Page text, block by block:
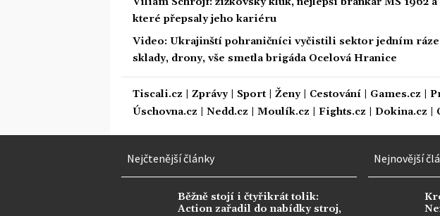
které přepsaly jeho kariéru
Video: Ukrajinští pohraničníci vyčistili sektor jedním
sklady, drony, vše smetla brigáda Ocelová Hranice
Tiscali.cz Zprávy| Sport| Ženy| Cestování Games.cz
Úschovna.cz
Nedd.cz Moulík.cz Fights.cz Dokina.cz
Nejčtenější články
Běžně stojí i čtyřikrát tolik:
Action zařadil do nabídky stroj,
Nejnovější